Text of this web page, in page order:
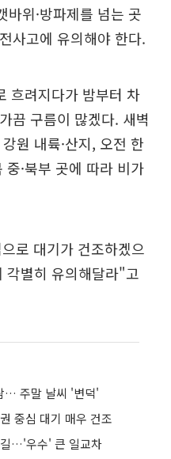
위·방파제를 넘는 곳
사고에 유의해야 한다.
흐려지다가 밤부터 차
끔 구름이 많겠다. 새벽
원 내륙·산지, 오전 한
·북부 곳에 따라 비가
로 대기가 건조하겠으
각별히 유의해달라"고
… 주말 날씨 '변덕'
중심 대기 매우 건조
…'우수' 큰 일교차